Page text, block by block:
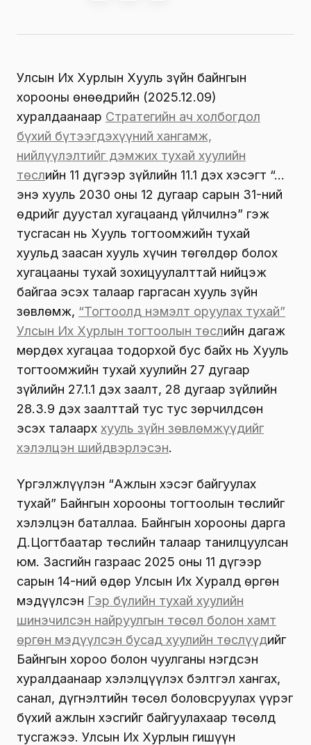
Улсын Их Хурлын Хууль зүйн байнгын
хорооны өнөөдрийн (2025.12.09)
хуралдаанаар Стратегийн ач холбогдол
бүхий бүтээгдэхүүний хангамж,
нийлүүлэлтийг дэмжих тухай хуулийн
төслийн 11 дүгээр зүйлийн 11.1 дэх хэсэгт “…
энэ хууль 2030 оны 12 дугаар сарын 31-ний
өдрийг дуустал хугацаанд үйлчилнэ” гэж
тусгасан нь Хууль тогтоомжийн тухай
хуульд заасан хууль хүчин төгөлдөр болох
хугацааны тухай зохицуулалттай нийцэж
байгаа эсэх талаар гаргасан хууль зүйн
зөвлөмж, “Тогтоолд нэмэлт оруулах тухай”
Улсын Их Хурлын тогтоолын төслийн дагаж
мөрдөх хугацаа тодорхой бус байх нь Хууль
тогтоомжийн тухай хуулийн 27 дугаар
зүйлийн 27.1.1 дэх заалт, 28 дугаар зүйлийн
28.3.9 дэх заалттай тус тус зөрчилдсөн
эсэх талаарх хууль зүйн зөвлөмжүүдийг
хэлэлцэн шийдвэрлэсэн.
Үргэлжлүүлэн “Ажлын хэсэг байгуулах
тухай” Байнгын хорооны тогтоолын төслийг
хэлэлцэн баталлаа. Байнгын хорооны дарга
Д.Цогтбаатар төслийн талаар танилцуулсан
юм. Засгийн газраас 2025 оны 11 дүгээр
сарын 14-ний өдөр Улсын Их Хуралд өргөн
мэдүүлсэн Гэр бүлийн тухай хуулийн
шинэчилсэн найруулгын төсөл болон хамт
өргөн мэдүүлсэн бусад хуулийн төслүүдийг
Байнгын хороо болон чуулганы нэгдсэн
хуралдаанаар хэлэлцүүлэх бэлтгэл хангах,
санал, дүгнэлтийн төсөл боловсруулах үүрэг
бүхий ажлын хэсгийг байгуулахаар төсөлд
тусгажээ. Улсын Их Хурлын гишүүн